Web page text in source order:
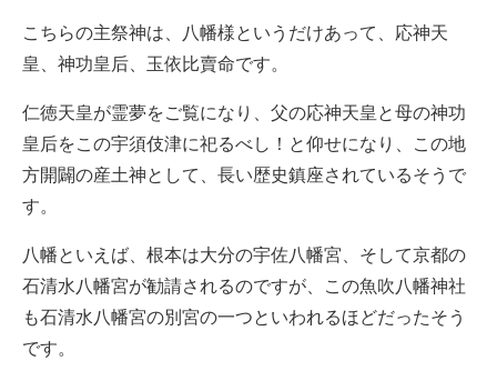
こちらの主祭神は、八幡様というだけあって、応神天
皇、神功皇后、玉依比賣命です。
仁徳天皇が霊夢をご覧になり、父の応神天皇と母の神功
皇后をこの宇須伎津に祀るべし！と仰せになり、この地
方開闢の産土神として、長い歴史鎮座されているそうで
す。
八幡といえば、根本は大分の宇佐八幡宮、そして京都の
石清水八幡宮が勧請されるのですが、この魚吹八幡神社
も石清水八幡宮の別宮の一つといわれるほどだったそう
です。